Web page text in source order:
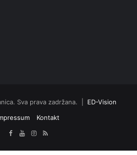
Sva prava zadržana. | ED-Vision
Kontakt